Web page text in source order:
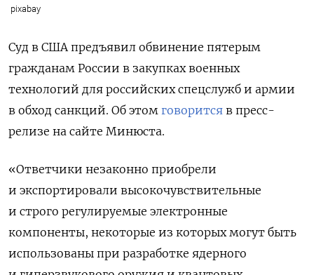
pixabay
Суд в США предъявил обвинение пятерым
гражданам России в закупках военных
технологий для российских спецслужб и армии
в обход санкций. Об этом говорится в пресс-
релизе на сайте Минюста.
«Ответчики незаконно приобрели
и экспортировали высокочувствительные
и строго регулируемые электронные
компоненты, некоторые из которых могут быть
использованы при разработке ядерного